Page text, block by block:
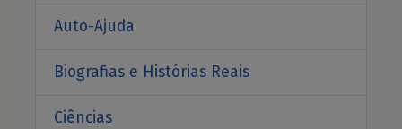
Auto-Ajuda
Biografias e Histórias Reais
Ciências